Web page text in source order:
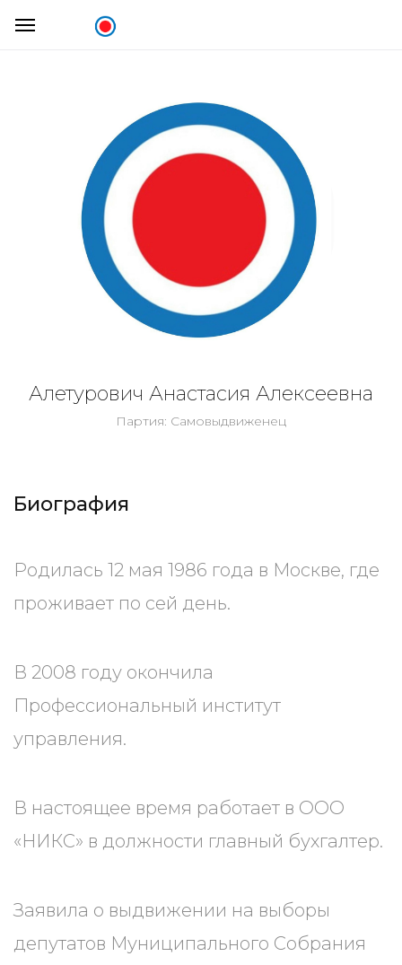
Алетурович Анастасия Алексеевна
Партия: Самовыдвиженец
Биография
Родилась 12 мая 1986 года в Москве, где
проживает по сей день.
В 2008 году окончила
Профессиональный институт
управления.
В настоящее время работает в ООО
«НИКС» в должности главный бухгалтер.
Заявила о выдвижении на выборы
депутатов Муниципального Собрания